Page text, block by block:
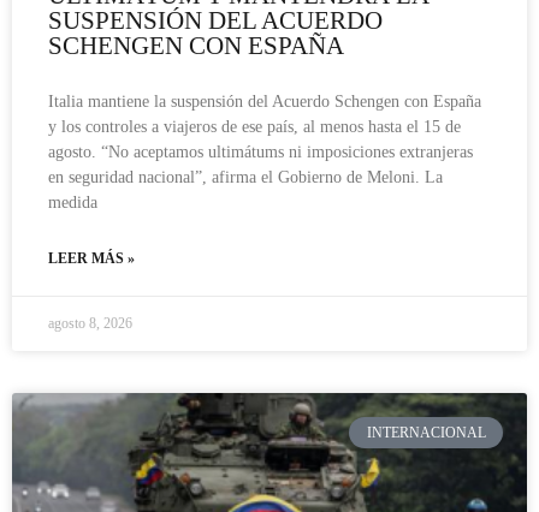
SUSPENSIÓN DEL ACUERDO
SCHENGEN CON ESPAÑA
Italia mantiene la suspensión del Acuerdo Schengen con España
y los controles a viajeros de ese país, al menos hasta el 15 de
agosto. “No aceptamos ultimátums ni imposiciones extranjeras
en seguridad nacional”, afirma el Gobierno de Meloni. La
medida
LEER MÁS »
agosto 8, 2026
INTERNACIONAL